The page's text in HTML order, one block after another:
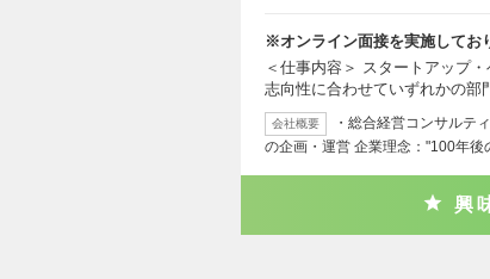
※オンライン面接を実施して
＜仕事内容＞ スタートアップ
志向性に合わせていずれかの部
会社概要
・総合経営コンサルテ
の企画・運営 企業理念："100年
興